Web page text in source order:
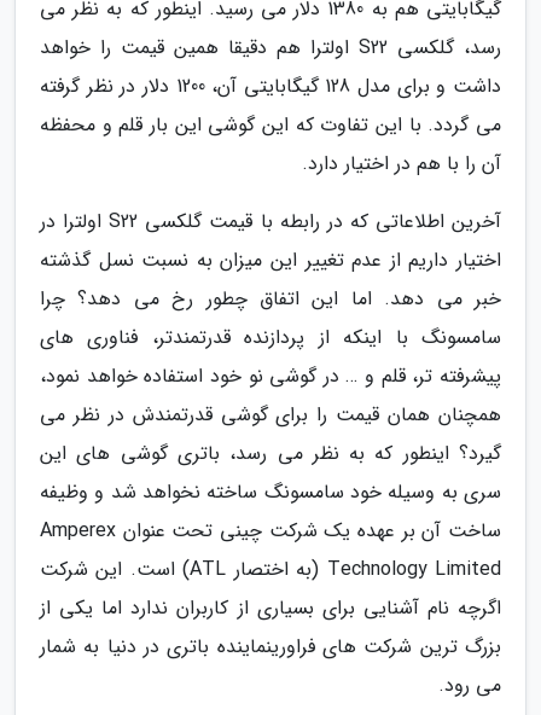
گیگابایتی هم به 1380 دلار می رسید. اینطور که به نظر می
رسد، گلکسی S22 اولترا هم دقیقا همین قیمت را خواهد
داشت و برای مدل 128 گیگابایتی آن، 1200 دلار در نظر گرفته
می گردد. با این تفاوت که این گوشی این بار قلم و محفظه
آن را با هم در اختیار دارد.
آخرین اطلاعاتی که در رابطه با قیمت گلکسی S22 اولترا در
اختیار داریم از عدم تغییر این میزان به نسبت نسل گذشته
خبر می دهد. اما این اتفاق چطور رخ می دهد؟ چرا
سامسونگ با اینکه از پردازنده قدرتمندتر، فناوری های
پیشرفته تر، قلم و … در گوشی نو خود استفاده خواهد نمود،
همچنان همان قیمت را برای گوشی قدرتمندش در نظر می
گیرد؟ اینطور که به نظر می رسد، باتری گوشی های این
سری به وسیله خود سامسونگ ساخته نخواهد شد و وظیفه
ساخت آن بر عهده یک شرکت چینی تحت عنوان Amperex
Technology Limited (به اختصار ATL) است. این شرکت
اگرچه نام آشنایی برای بسیاری از کاربران ندارد اما یکی از
بزرگ ترین شرکت های فراورینماینده باتری در دنیا به شمار
می رود.